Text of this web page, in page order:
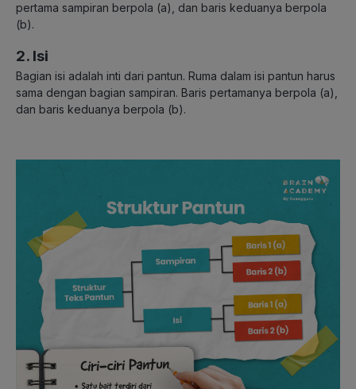
pertama sampiran berpola (a), dan baris keduanya berpola
(b).
2. Isi
Bagian isi adalah inti dari pantun. Ruma dalam isi pantun harus
sama dengan bagian sampiran. Baris pertamanya berpola (a),
dan baris keduanya berpola (b).